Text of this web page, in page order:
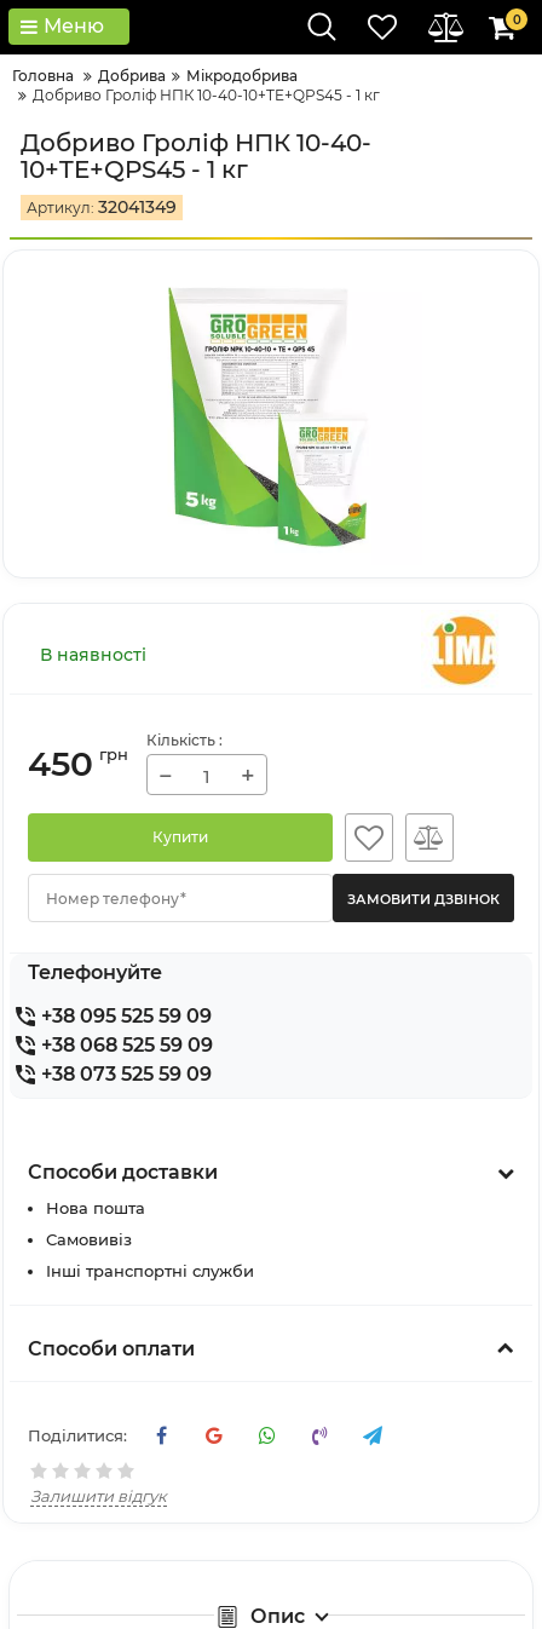
Меню 0
Головна Добрива
Мікродобрива
Добриво Гроліф НПК 10-40-10+TE+QPS45 - 1 кг
Добриво Гроліф НПК 10-40-
10+TE+QPS45 - 1 кг
Артикул: 32041349
В наявності
450 грн
Кількість :
− +
Купити
Номер телефону*
Телефонуйте
+38 095 525 59 09
+38 068 525 59 09
+38 073 525 59 09
Способи доставки
Нова пошта
Самовивіз
Інші транспортні служби
Способи оплати
Поділитися:
Залишити відгук
Опис